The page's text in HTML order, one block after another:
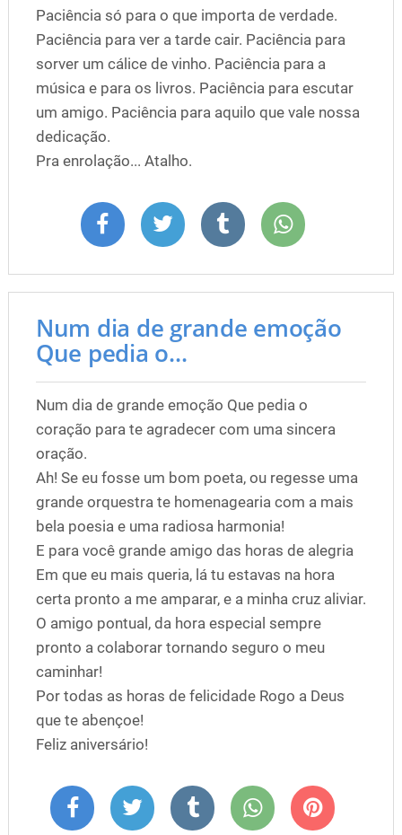
Paciência só para o que importa de verdade.
Paciência para ver a tarde cair. Paciência para
sorver um cálice de vinho. Paciência para a
música e para os livros. Paciência para escutar
um amigo. Paciência para aquilo que vale nossa
dedicação.
Pra enrolação... Atalho.
Num dia de grande emoção
Que pedia o...
Num dia de grande emoção Que pedia o
coração para te agradecer com uma sincera
oração.
Ah! Se eu fosse um bom poeta, ou regesse uma
grande orquestra te homenagearia com a mais
bela poesia e uma radiosa harmonia!
E para você grande amigo das horas de alegria
Em que eu mais queria, lá tu estavas na hora
certa pronto a me amparar, e a minha cruz aliviar.
O amigo pontual, da hora especial sempre
pronto a colaborar tornando seguro o meu
caminhar!
Por todas as horas de felicidade Rogo a Deus
que te abençoe!
Feliz aniversário!